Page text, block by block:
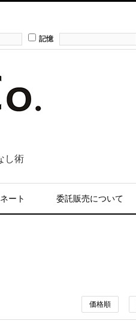
記憶
し術
ート 委託販売について
価格順